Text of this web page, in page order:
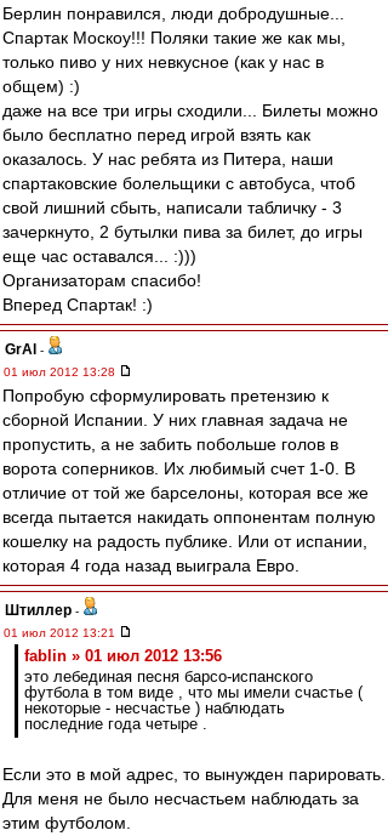
Берлин понравился, люди добродушные...
Спартак Москоу!!! Поляки такие же как мы,
только пиво у них невкусное (как у нас в
общем) :)
даже на все три игры сходили... Билеты можно
было бесплатно перед игрой взять как
оказалось. У нас ребята из Питера, наши
спартаковские болельщики с автобуса, чтоб
свой лишний сбыть, написали табличку - 3
зачеркнуто, 2 бутылки пива за билет, до игры
еще час оставался... :)))
Организаторам спасибо!
Вперед Спартак! :)
GrAl -
01 июл 2012 13:28
Попробую сформулировать претензию к
сборной Испании. У них главная задача не
пропустить, а не забить побольше голов в
ворота соперников. Их любимый счет 1-0. В
отличие от той же барселоны, которая все же
всегда пытается накидать оппонентам полную
кошелку на радость публике. Или от испании,
которая 4 года назад выиграла Евро.
Штиллер -
01 июл 2012 13:21
fablin » 01 июл 2012 13:56
это лебединая песня барсо-испанского
футбола в том виде , что мы имели счастье (
некоторые - несчастье ) наблюдать
последние года четыре .
Если это в мой адрес, то вынужден парировать.
Для меня не было несчастьем наблюдать за
этим футболом.